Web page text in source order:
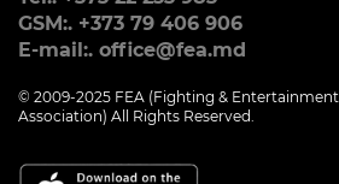
GSM:. +373 79 406 906
E-mail:. office@fea.md
© 2009-2025 FEA (Fighting & Entertainment
Association) All Rights Reserved.